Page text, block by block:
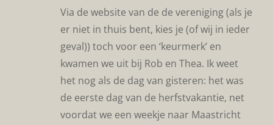
Via de website van de de vereniging (als je
er niet in thuis bent, kies je (of wij in ieder
geval)) toch voor een ‘keurmerk’ en
kwamen we uit bij Rob en Thea. Ik weet
het nog als de dag van gisteren: het was
de eerste dag van de herfstvakantie, net
voordat we een weekje naar Maastricht